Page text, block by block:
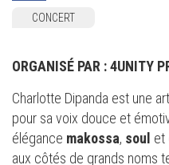
CONCERT
ORGANISÉ PAR :4UNITY
Charlotte Dipanda est une
pour sa voix douce et
élégance makossa, soul et
aux côtés de grands noms